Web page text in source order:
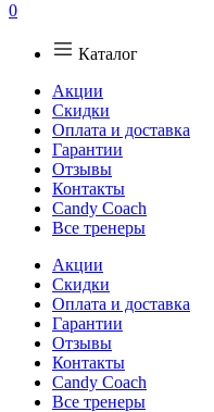
0
Каталог
Акции
Скидки
Оплата и доставка
Гарантии
Отзывы
Контакты
Candy Coach
Все тренеры
Акции
Скидки
Оплата и доставка
Гарантии
Отзывы
Контакты
Candy Coach
Все тренеры